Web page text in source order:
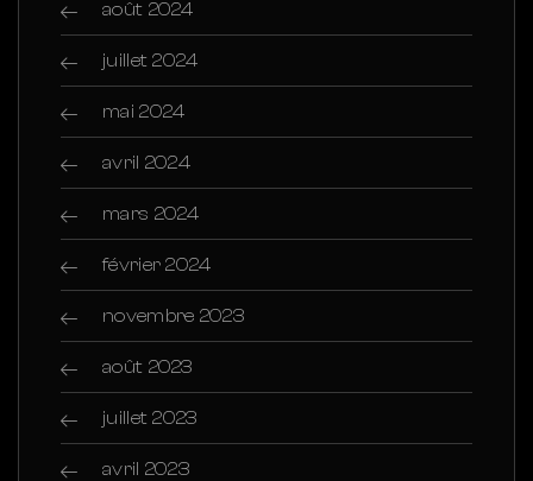
août 2024
juillet 2024
mai 2024
avril 2024
mars 2024
février 2024
novembre 2023
août 2023
juillet 2023
avril 2023